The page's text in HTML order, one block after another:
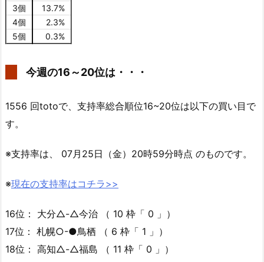
3個
13.7%
4個
2.3%
5個
0.3%
今週の16～20位は・・・
1556 回totoで、支持率総合順位16~20位は以下の買い目で
す。
※支持率は、 07月25日（金）20時59分時点 のものです。
※現在の支持率はコチラ>>
16位： 大分△-△今治 （ 10 枠「 0 」）
17位： 札幌○-●鳥栖 （ 6 枠「 1 」）
18位： 高知△-△福島 （ 11 枠「 0 」）